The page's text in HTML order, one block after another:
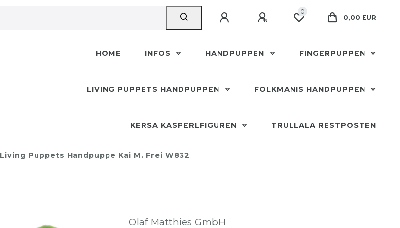
0
0,00 EUR
HOME INFOS HANDPUPPEN FINGERPUPPEN
LIVING PUPPETS HANDPUPPEN FOLKMANIS HANDPUPPEN
KERSA KASPERLFIGUREN TRULLALA RESTPOSTEN
Living Puppets Handpuppe Kai M. Frei W832
Olaf Matthies GmbH